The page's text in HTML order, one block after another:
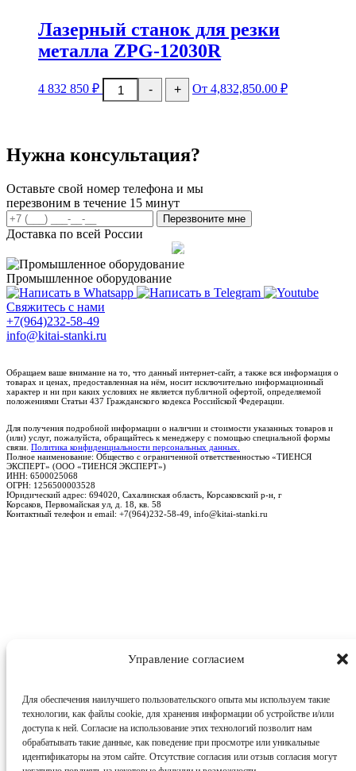
Управление согласием
Для обеспечения наилучшего пользовательского опыта мы используем такие
технологии, как файлы cookie, для хранения информации об устройстве и/или
доступа к ней. Согласие на использование этих технологий позволит нам
обрабатывать такие данные, как поведение при просмотре или уникальные
идентификаторы на этом сайте. Отсутствие согласия или отзыв согласия могут
резки
труб
и
листового
ZPG-
3015ET
Лазерный станок для резки
металла ZPG-12030R
4 832 850 ₽ -
Количество
товара
металла
12030R
+ От 4,832,850.00 ₽
Нужна консультация?
Оставьте свой номер телефона и мы
перезвоним в течение 15 минут
Перезвоните мне
Доставка по всей России
Промышленное оборудование
Свяжитесь с нами
+7(964)232-58-49
info@kitai-stanki.ru
Обращаем ваше внимание на то, что данный интернет-сайт, а также вся информация о
товарах и ценах, предоставленная на нём, носит исключительно информационный
характер и ни при каких условиях не является публичной офертой, определяемой
положениями Статьи 437 Гражданского кодекса Российской Федерации.
Для получения подробной информации о наличии и стоимости указанных товаров и
(или) услуг, пожалуйста, обращайтесь к менеджеру с помощью специальной формы
связи. Политика конфиденциальности персональных данных.
Полное наименование: Общество с ограниченной ответственностью «ТИЕНСЯ
ЭКСПЕРТ» (ООО «ТИЕНСЯ ЭКСПЕРТ»)
ИНН: 6500025068
ОГРН: 1256500003528
Юридический адрес: 694020, Сахалинская область, Корсаковский р-н, г
Корсаков, Первомайская ул, д. 18, кв. 58
Контактный телефон и email: +7(964)232-58-49, info@kitai-stanki.ru